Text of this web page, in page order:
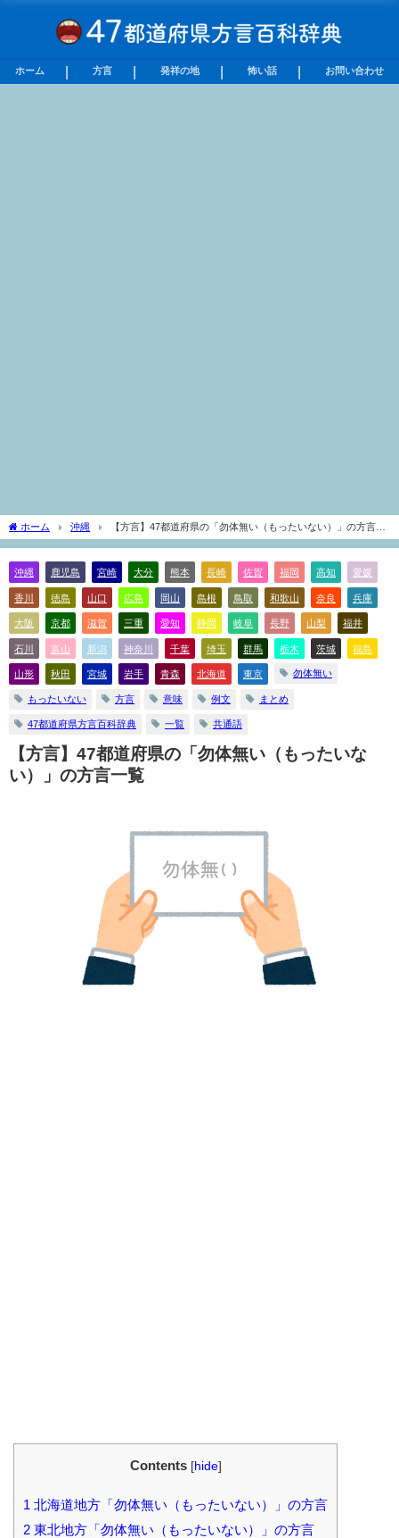
ホーム 方言 発祥の地 怖い話 お問い合わせ
ホーム 沖縄
【方言】47都道府県の「勿体無い（もったいない）」の方言一
覧
沖縄 鹿児島 宮崎 大分 熊本 長崎 佐賀 福岡 高知 愛媛
香川 徳島 山口 広島 岡山 島根 鳥取 和歌山 奈良 兵庫
大阪 京都 滋賀 三重 愛知 静岡 岐阜 長野 山梨 福井
石川 富山 新潟 神奈川 千葉 埼玉 群馬 栃木 茨城 福島
山形 秋田 宮城 岩手 青森 北海道 東京 勿体無い
もったいない 方言 意味 例文 まとめ
47都道府県方言百科辞典 一覧 共通語
【方言】47都道府県の「勿体無い（もったいな
い）」の方言一覧
Contents [hide]
1 北海道地方「勿体無い（もったいない）」の方言
2 東北地方「勿体無い（もったいない）」の方言